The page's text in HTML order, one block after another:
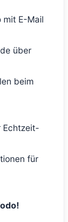
mit E-Mail
über
beim
Echtzeit-
für